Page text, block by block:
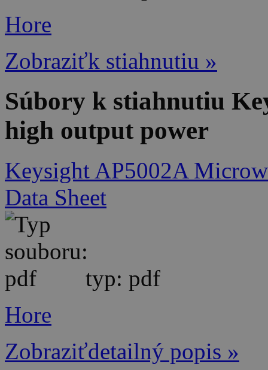
Hore
Zobraziťk stiahnutiu »
Súbory k stiahnutiu
high output power
Keysight AP5002A
Data Sheet
typ: pdf
Hore
Zobraziťdetailný popis »